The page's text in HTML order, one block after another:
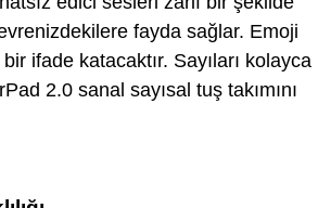
fayda sağlar. Emoji
ifade katacaktır. Sayıları kolayca
2.0 sanal sayısal tuş takımını